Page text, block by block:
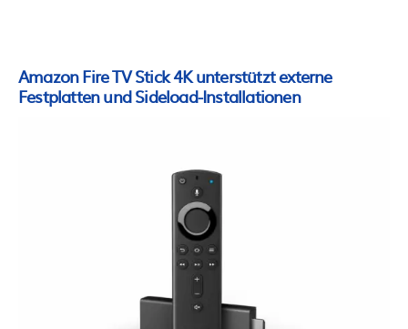
Amazon Fire TV Stick 4K unterstützt externe
Festplatten und Sideload-Installationen